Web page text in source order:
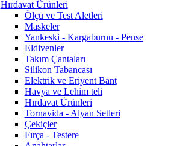
Hırdavat Ürünleri
Ölçü ve Test Aletleri
Maskeler
Yankeski - Kargaburnu - Pense
Eldivenler
Takım Çantaları
Silikon Tabancası
Elektrik ve Eriyent Bant
Havya ve Lehim teli
Hırdavat Ürünleri
Tornavida - Alyan Setleri
Çekiçler
Fırça - Testere